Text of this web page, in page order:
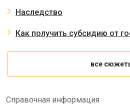
Наследство
Как получить субсидию от
все
Справочная информация